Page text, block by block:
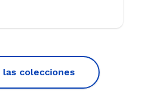
Enseña por
el autocuidado
charlas.
colecciones